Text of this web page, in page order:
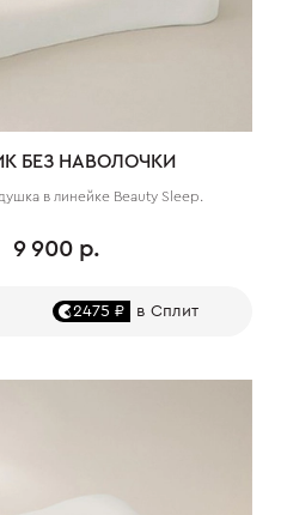
БЕЗ НАВОЛОЧКИ
в линейке Beauty Sleep.
9 900 р.
2475 ₽ в Сплит